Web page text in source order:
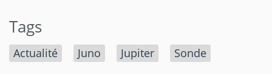
Tags
Actualité Juno Jupiter Sonde